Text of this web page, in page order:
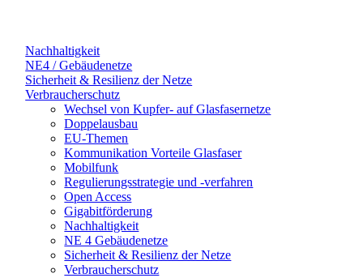
Nachhaltigkeit
NE4 / Gebäudenetze
Sicherheit & Resilienz der Netze
Verbraucherschutz
Wechsel von Kupfer- auf Glasfasernetze
Doppelausbau
EU-Themen
Kommunikation Vorteile Glasfaser
Mobilfunk
Regulierungsstrategie und -verfahren
Open Access
Gigabitförderung
Nachhaltigkeit
NE 4 Gebäudenetze
Sicherheit & Resilienz der Netze
Verbraucherschutz